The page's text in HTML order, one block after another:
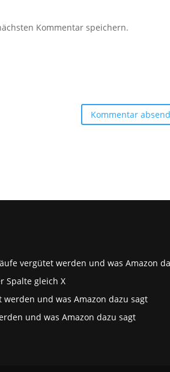
Kommentar speichern.
vergütet werden und was Amazon
Spalte gleich X
und was Amazon dazu sagt
und was Amazon dazu sagt